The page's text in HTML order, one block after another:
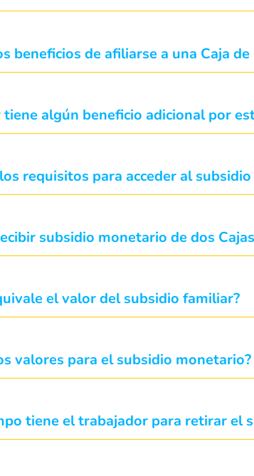
beneficios de afiliarse a una Caja
algún beneficio adicional por
requisitos para acceder al
subsidio monetario de dos
el valor del subsidio familiar?
valores para el subsidio monetario?
tiene el trabajador para retirar el